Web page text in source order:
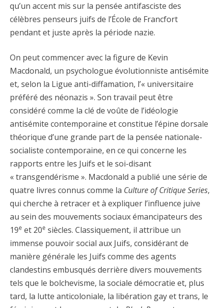
qu’un accent mis sur la pensée antifasciste des
célèbres penseurs juifs de l’École de Francfort
pendant et juste après la période nazie.
On peut commencer avec la figure de Kevin
Macdonald, un psychologue évolutionniste antisémite
et, selon la Ligue anti-diffamation, l’« universitaire
préféré des néonazis ». Son travail peut être
considéré comme la clé de voûte de l’idéologie
antisémite contemporaine et constitue l’épine dorsale
théorique d’une grande part de la pensée nationale-
socialiste contemporaine, en ce qui concerne les
rapports entre les Juifs et le soi-disant
« transgendérisme ». Macdonald a publié une série de
quatre livres connus comme la Culture of Critique Series,
qui cherche à retracer et à expliquer l’influence juive
au sein des mouvements sociaux émancipateurs des
19e et 20e siècles. Classiquement, il attribue un
immense pouvoir social aux Juifs, considérant de
manière générale les Juifs comme des agents
clandestins embusqués derrière divers mouvements
tels que le bolchevisme, la sociale démocratie et, plus
tard, la lutte anticoloniale, la libération gay et trans, le